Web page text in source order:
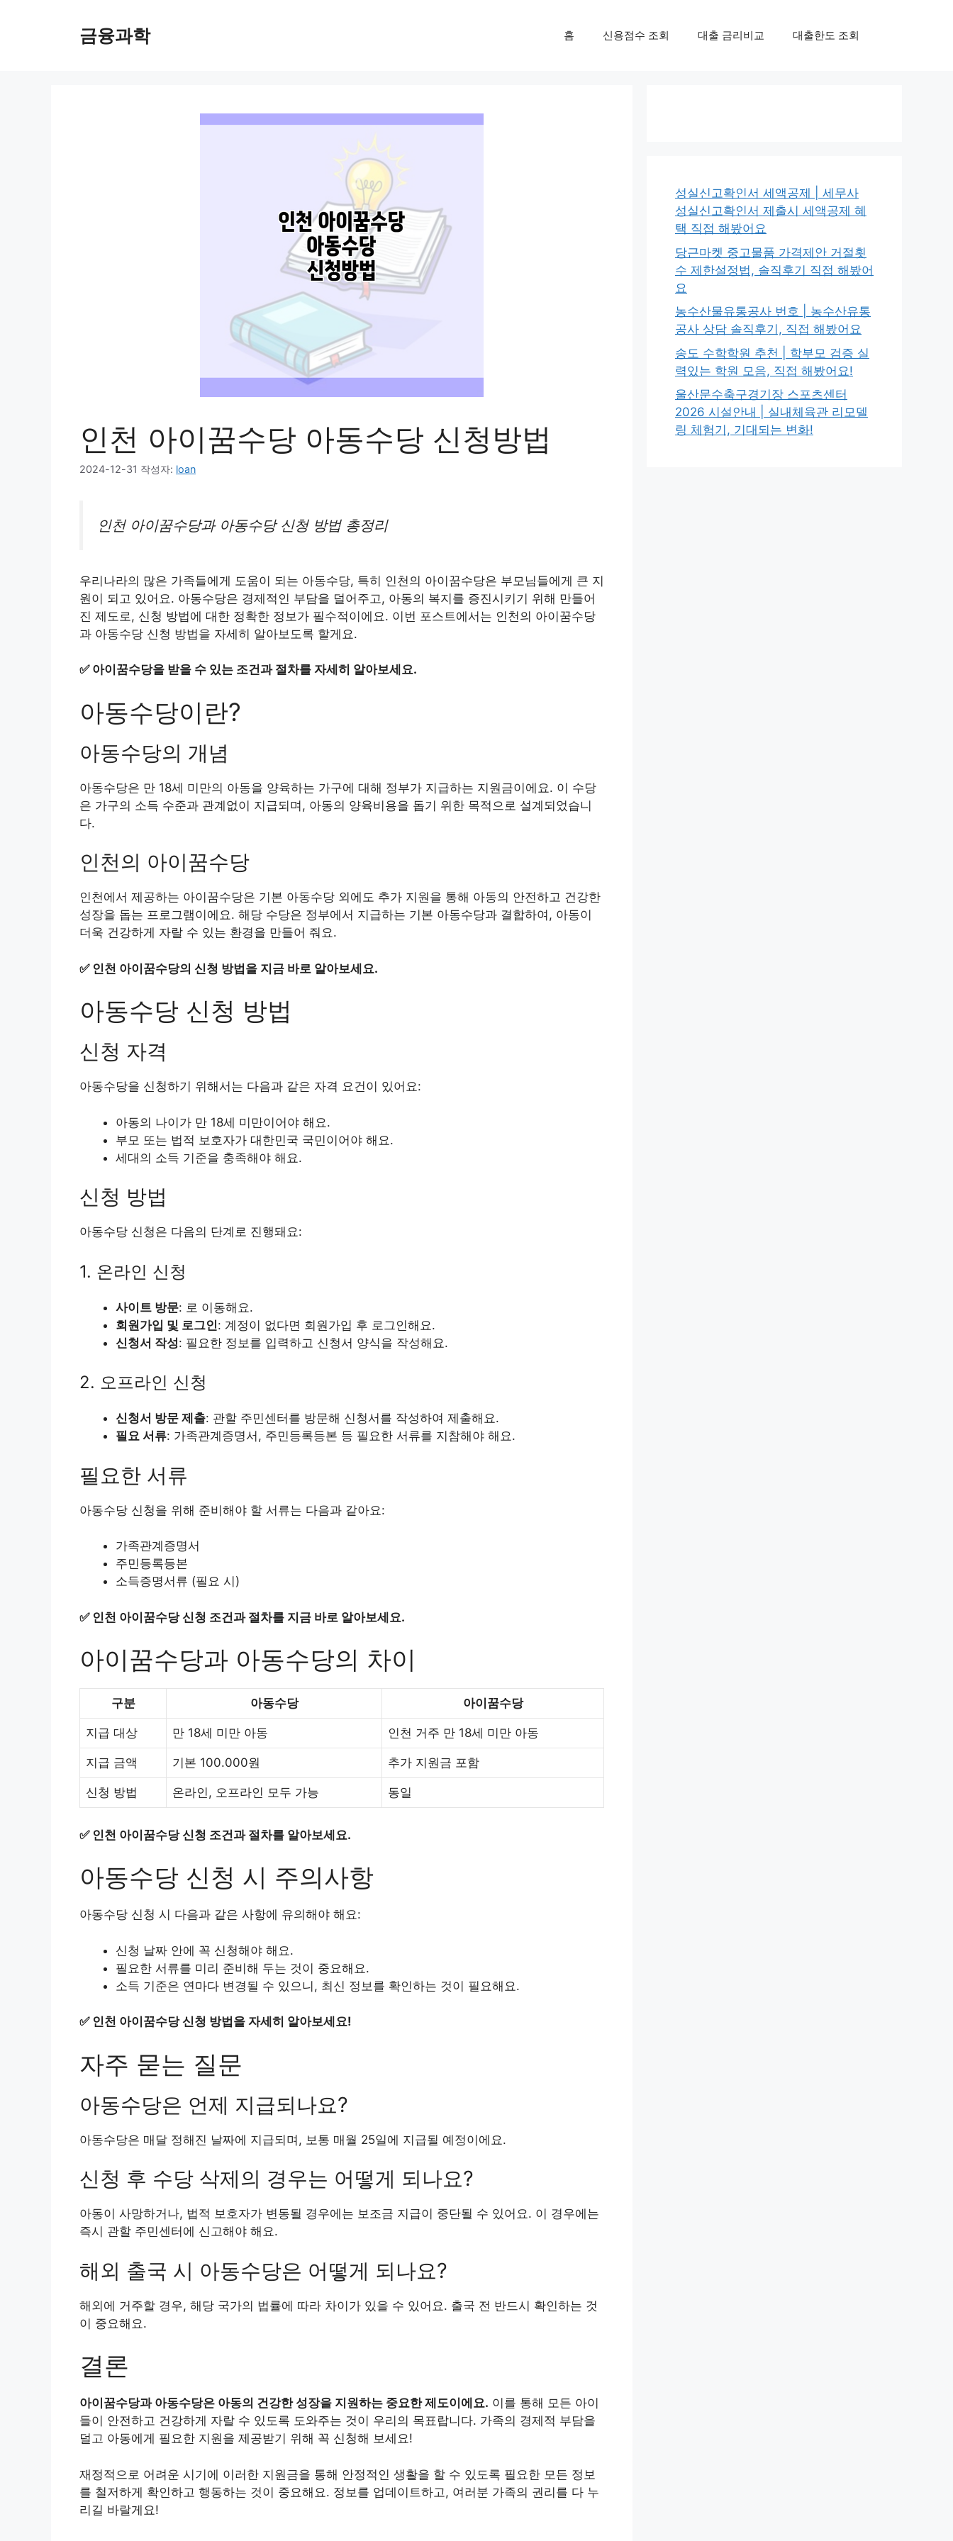
금융과학 홈 신용점수 조회 대출 금리비교 대출한도 조회
인천 아이꿈수당 아동수당 신청방법
2024-12-31 작성자: loan
인천 아이꿈수당과 아동수당 신청 방법 총정리
우리나라의 많은 가족들에게 도움이 되는 아동수당, 특히 인천의 아이꿈수당은 부모님들에게 큰 지
원이 되고 있어요. 아동수당은 경제적인 부담을 덜어주고, 아동의 복지를 증진시키기 위해 만들어
진 제도로, 신청 방법에 대한 정확한 정보가 필수적이에요. 이번 포스트에서는 인천의 아이꿈수당
과 아동수당 신청 방법을 자세히 알아보도록 할게요.
✅ 아이꿈수당을 받을 수 있는 조건과 절차를 자세히 알아보세요.
아동수당이란?
아동수당의 개념
아동수당은 만 18세 미만의 아동을 양육하는 가구에 대해 정부가 지급하는 지원금이에요. 이 수당
은 가구의 소득 수준과 관계없이 지급되며, 아동의 양육비용을 돕기 위한 목적으로 설계되었습니
다.
인천의 아이꿈수당
인천에서 제공하는 아이꿈수당은 기본 아동수당 외에도 추가 지원을 통해 아동의 안전하고 건강한
성장을 돕는 프로그램이에요. 해당 수당은 정부에서 지급하는 기본 아동수당과 결합하여, 아동이
더욱 건강하게 자랄 수 있는 환경을 만들어 줘요.
✅ 인천 아이꿈수당의 신청 방법을 지금 바로 알아보세요.
아동수당 신청 방법
신청 자격
아동수당을 신청하기 위해서는 다음과 같은 자격 요건이 있어요:
아동의 나이가 만 18세 미만이어야 해요.
부모 또는 법적 보호자가 대한민국 국민이어야 해요.
세대의 소득 기준을 충족해야 해요.
신청 방법
아동수당 신청은 다음의 단계로 진행돼요:
1. 온라인 신청
사이트 방문: 로 이동해요.
회원가입 및 로그인: 계정이 없다면 회원가입 후 로그인해요.
신청서 작성: 필요한 정보를 입력하고 신청서 양식을 작성해요.
2. 오프라인 신청
신청서 방문 제출: 관할 주민센터를 방문해 신청서를 작성하여 제출해요.
필요 서류: 가족관계증명서, 주민등록등본 등 필요한 서류를 지참해야 해요.
필요한 서류
아동수당 신청을 위해 준비해야 할 서류는 다음과 같아요:
가족관계증명서
주민등록등본
소득증명서류 (필요 시)
✅ 인천 아이꿈수당 신청 조건과 절차를 지금 바로 알아보세요.
아이꿈수당과 아동수당의 차이
구분 아동수당 아이꿈수당
지급 대상 만 18세 미만 아동 인천 거주 만 18세 미만 아동
지급 금액 기본 100.000원 추가 지원금 포함
신청 방법 온라인, 오프라인 모두 가능 동일
✅ 인천 아이꿈수당 신청 조건과 절차를 알아보세요.
아동수당 신청 시 주의사항
아동수당 신청 시 다음과 같은 사항에 유의해야 해요:
신청 날짜 안에 꼭 신청해야 해요.
필요한 서류를 미리 준비해 두는 것이 중요해요.
소득 기준은 연마다 변경될 수 있으니, 최신 정보를 확인하는 것이 필요해요.
✅ 인천 아이꿈수당 신청 방법을 자세히 알아보세요!
자주 묻는 질문
아동수당은 언제 지급되나요?
아동수당은 매달 정해진 날짜에 지급되며, 보통 매월 25일에 지급될 예정이에요.
신청 후 수당 삭제의 경우는 어떻게 되나요?
아동이 사망하거나, 법적 보호자가 변동될 경우에는 보조금 지급이 중단될 수 있어요. 이 경우에는
즉시 관할 주민센터에 신고해야 해요.
해외 출국 시 아동수당은 어떻게 되나요?
해외에 거주할 경우, 해당 국가의 법률에 따라 차이가 있을 수 있어요. 출국 전 반드시 확인하는 것
이 중요해요.
결론
아이꿈수당과 아동수당은 아동의 건강한 성장을 지원하는 중요한 제도이에요. 이를 통해 모든 아이
들이 안전하고 건강하게 자랄 수 있도록 도와주는 것이 우리의 목표랍니다. 가족의 경제적 부담을
덜고 아동에게 필요한 지원을 제공받기 위해 꼭 신청해 보세요!
재정적으로 어려운 시기에 이러한 지원금을 통해 안정적인 생활을 할 수 있도록 필요한 모든 정보
를 철저하게 확인하고 행동하는 것이 중요해요. 정보를 업데이트하고, 여러분 가족의 권리를 다 누
리길 바랄게요!
성실신고확인서 세액공제 | 세무사
성실신고확인서 제출시 세액공제 혜
택 직접 해봤어요
당근마켓 중고물품 가격제안 거절횟
수 제한설정법, 솔직후기 직접 해봤어
요
농수산물유통공사 번호 | 농수산유통
공사 상담 솔직후기, 직접 해봤어요
송도 수학학원 추천 | 학부모 검증 실
력있는 학원 모음, 직접 해봤어요!
울산문수축구경기장 스포츠센터
2026 시설안내 | 실내체육관 리모델
링 체험기, 기대되는 변화!